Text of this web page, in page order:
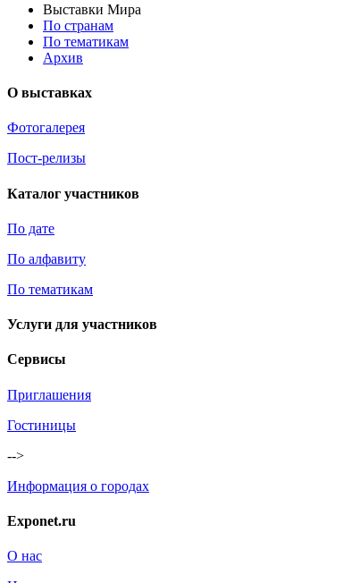
Выставки Мира
По странам
По тематикам
Архив
О выставках
Фотогалерея
Пост-релизы
Каталог участников
По дате
По алфавиту
По тематикам
Услуги для участников
Сервисы
Приглашения
Гостиницы
-->
Информация о городах
Exponet.ru
О нас